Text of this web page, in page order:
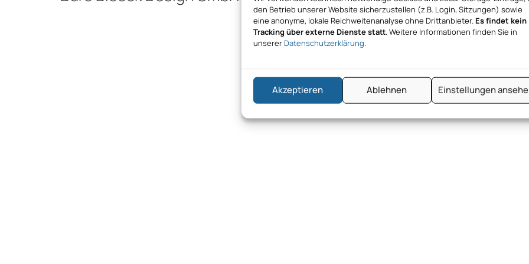
den Betrieb unserer Website sicherzustellen (z.B. Login, Sitzungen) sowie
eine anonyme, lokale Reichweitenanalyse ohne Drittanbieter. Es findet kein
Tracking über externe Dienste statt. Weitere Informationen finden Sie in
unserer Datenschutzerklärung.
Akzeptieren Ablehnen Einstellungen